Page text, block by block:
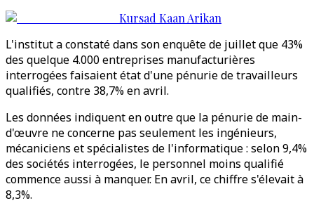
Kursad Kaan Arikan
L'institut a constaté dans son enquête de juillet que 43%
des quelque 4.000 entreprises manufacturières
interrogées faisaient état d'une pénurie de travailleurs
qualifiés, contre 38,7% en avril.
Les données indiquent en outre que la pénurie de main-
d'œuvre ne concerne pas seulement les ingénieurs,
mécaniciens et spécialistes de l'informatique : selon 9,4%
des sociétés interrogées, le personnel moins qualifié
commence aussi à manquer. En avril, ce chiffre s'élevait à
8,3%.